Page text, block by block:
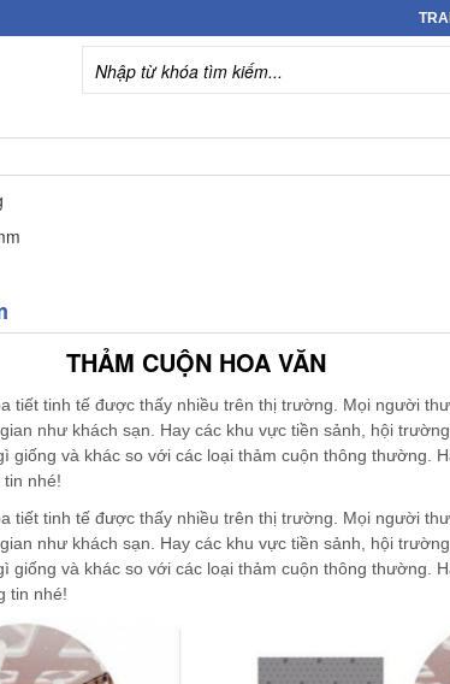
THẢM CUỘN HOA VĂN
tiết tinh tế được thấy nhiều trên thị trường. Mọi người
như khách sạn. Hay các khu vực tiền sảnh, hội
giống và khác so với các loại thảm cuộn thông thường.
nhé!
tiết tinh tế được thấy nhiều trên thị trường. Mọi người
như khách sạn. Hay các khu vực tiền sảnh, hội
giống và khác so với các loại thảm cuộn thông thường.
tin nhé!